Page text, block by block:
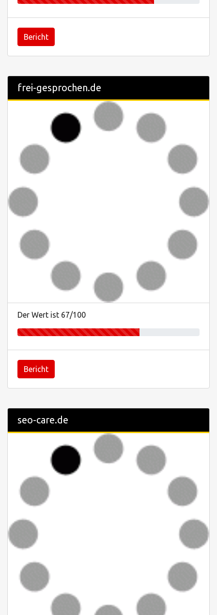
Bericht
frei-gesprochen.de
Der Wert ist 67/100
Bericht
seo-care.de